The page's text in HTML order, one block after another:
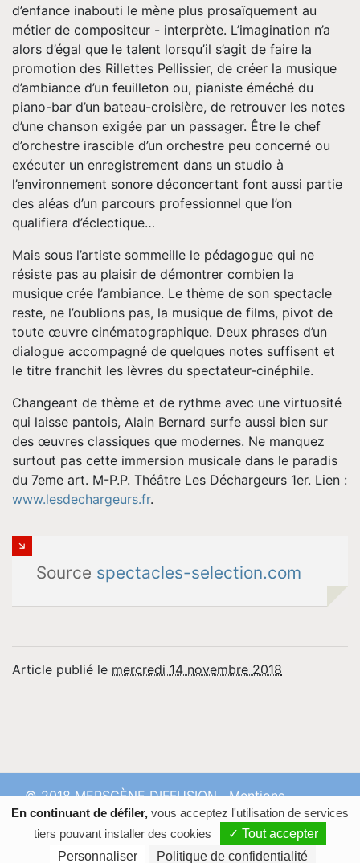
d’enfance inabouti le mène plus prosaïquement au
métier de compositeur - interprète. L’imagination n’a
alors d’égal que le talent lorsqu’il s’agit de faire la
promotion des Rillettes Pellissier, de créer la musique
d’ambiance d’un feuilleton ou, pianiste éméché du
piano-bar d’un bateau-croisière, de retrouver les notes
d’une chanson exigée par un passager. Être le chef
d’orchestre irascible d’un orchestre peu concerné ou
exécuter un enregistrement dans un studio à
l’environnement sonore déconcertant font aussi partie
des aléas d’un parcours professionnel que l’on
qualifiera d’éclectique…
Mais sous l’artiste sommeille le pédagogue qui ne
résiste pas au plaisir de démontrer combien la
musique crée l’ambiance. Le thème de son spectacle
reste, ne l’oublions pas, la musique de films, pivot de
toute œuvre cinématographique. Deux phrases d’un
dialogue accompagné de quelques notes suffisent et
le titre franchit les lèvres du spectateur-cinéphile.
Changeant de thème et de rythme avec une virtuosité
qui laisse pantois, Alain Bernard surfe aussi bien sur
des œuvres classiques que modernes. Ne manquez
surtout pas cette immersion musicale dans le paradis
du 7eme art. M-P.P. Théâtre Les Déchargeurs 1er. Lien :
www.lesdechargeurs.fr.
Source spectacles-selection.com
Article publié le mercredi 14 novembre 2018
© 2018 MERSCÈNE DIFFUSION Mentions
Légales
Confidentialité Contact
En continuant de défiler, vous acceptez l'utilisation de services
tiers pouvant installer des cookies
✓ Tout accepter
Personnaliser
Politique de confidentialité